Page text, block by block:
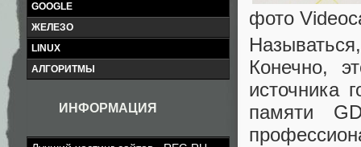
GOOGLE
ЖЕЛЕЗО
LINUX
АЛГОРИТМЫ
ИНФОРМАЦИЯ
фото
Конечно,
источника
памяти